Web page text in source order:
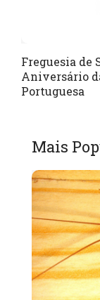
Freguesia de
Aniversário
Portuguesa
Mais